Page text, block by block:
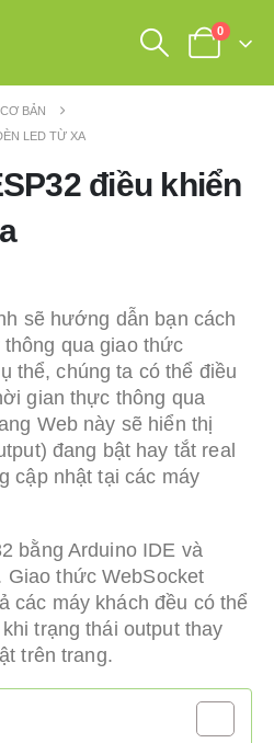
0
BẢN
LED TỪ XA
điều khiển
sẽ hướng dẫn bạn cách
qua giao thức
thể, chúng ta có thể điều
gian thực thông qua
Web này sẽ hiển thị
đang bật hay tắt real
cập nhật tại các máy
bằng Arduino IDE và
Giao thức WebSocket
các máy khách đều có thể
trạng thái output thay
trên trang.